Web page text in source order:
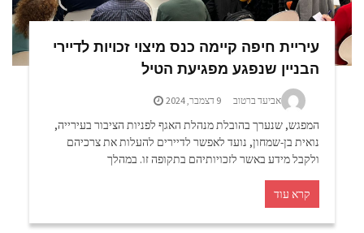
עיריית חיפה קיימה כנס מיצוי זכויות לדיירי
הבניין שנפגע מפגיעת הטיל
אביעד ברטוב 9 דצמבר, 2024
המפגש, שנערך בהובלת מנהלת האגף לפניות הציבור בעירייה,
נואית בן-שמחון, נועד לאפשר לדיירים להעלות את צרכיהם
ולקבל מידע באשר לזכויותיהם בתקופה זו. במהלך
קרא עוד